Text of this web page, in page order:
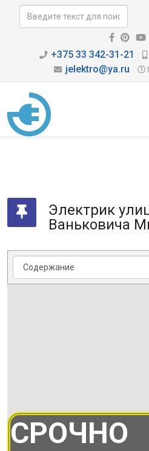
+375 33 342-31-21
jelektro@ya.ru
Электрик
Ваньковича
СРОЧНО